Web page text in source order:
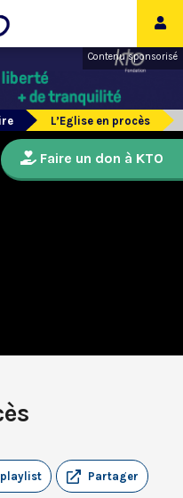
Contenu sponsorisé
L’Eglise en procès
Partager
Faire un don à KTO